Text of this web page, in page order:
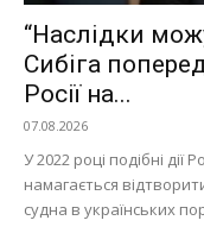
Економіка
Політика
Світ
Війна
“Наслідки
Сибіга
Росії на...
07.08.2026
У 2022 році подібні дії
намагається
судна в українських